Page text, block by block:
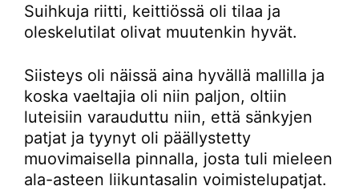
Suihkuja riitti, keittiössä oli tilaa ja
oleskelutilat olivat muutenkin hyvät.
Siisteys oli näissä aina hyvällä mallilla ja
koska vaeltajia oli niin paljon, oltiin
luteisiin varauduttu niin, että sänkyjen
patjat ja tyynyt oli päällystetty
muovimaisella pinnalla, josta tuli mieleen
ala-asteen liikuntasalin voimistelupatjat.